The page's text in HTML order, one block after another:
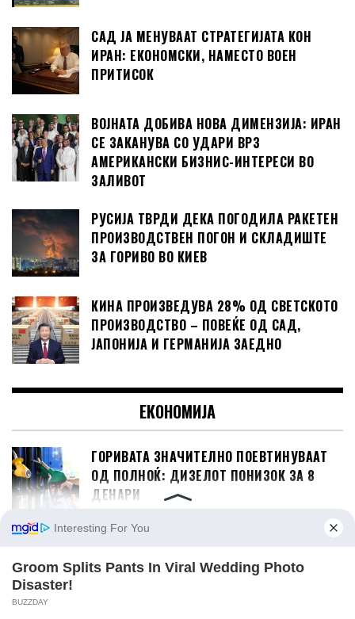
САД ЈА МЕНУВААТ СТРАТЕГИЈАТА КОН
ИРАН: ЕКОНОМСКИ, НАМЕСТО ВОЕН
ПРИТИСОК
ВОЈНАТА ДОБИВА НОВА ДИМЕНЗИЈА: ИРАН
СЕ ЗАКАНУВА СО УДАРИ ВРЗ
АМЕРИКАНСКИ БИЗНИС-ИНТЕРЕСИ ВО
ЗАЛИВОТ
РУСИЈА ТВРДИ ДЕКА ПОГОДИЛА РАКЕТЕН
ПРОИЗВОДСТВЕН ПОГОН И СКЛАДИШТЕ
ЗА ГОРИВО ВО КИЕВ
КИНА ПРОИЗВЕДУВА 28% ОД СВЕТСКОТО
ПРОИЗВОДСТВО – ПОВЕЌЕ ОД САД,
ЈАПОНИЈА И ГЕРМАНИЈА ЗАЕДНО
ЕКОНОМИЈА
ГОРИВАТА ЗНАЧИТЕЛНО ПОЕВТИНУВААТ
ОД ПОЛНОЌ: ДИЗЕЛОТ ПОНИЗОК ЗА 8
ДЕНАРИ
ДОБИВКА, НЕДВИЖНОСТИТЕ ГО ДОНЕСОА